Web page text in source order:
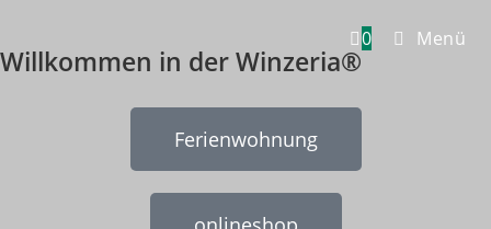
0 Menü
Willkommen in der Winzeria®
Ferienwohnung